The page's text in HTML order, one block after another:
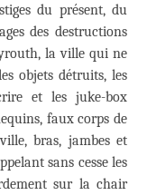
du présent, du
des destructions
la ville qui ne
objets détruits, les
et les juke-box
faux corps de
bras, jambes et
sans cesse les
sur la chair